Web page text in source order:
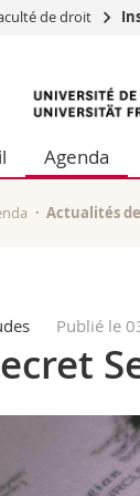
continue
de droit
Agenda
Actualités
Publié le